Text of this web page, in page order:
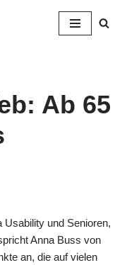
Ab 65
Usability und Senioren,
Anna Buss von
an, die auf vielen